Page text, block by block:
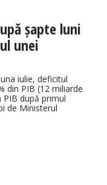
șapte luni
unei
iulie, deficitul
din PIB (12 miliarde
după primul
de Ministerul